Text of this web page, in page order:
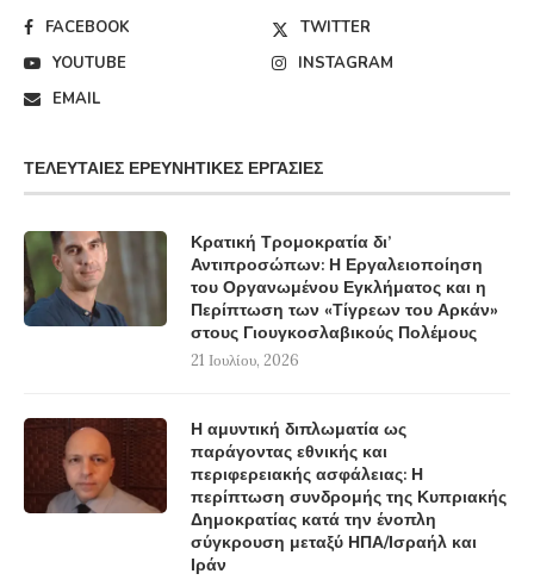
FACEBOOK
TWITTER
YOUTUBE
INSTAGRAM
EMAIL
ΤΕΛΕΥΤΑΊΕΣ ΕΡΕΥΝΗΤΙΚΈΣ ΕΡΓΑΣΊΕΣ
Κρατική Τρομοκρατία δι’
Αντιπροσώπων: Η Εργαλειοποίηση
του Οργανωμένου Εγκλήματος και η
Περίπτωση των «Τίγρεων του Αρκάν»
στους Γιουγκοσλαβικούς Πολέμους
21 Ιουλίου, 2026
Η αμυντική διπλωματία ως
παράγοντας εθνικής και
περιφερειακής ασφάλειας: Η
περίπτωση συνδρομής της Κυπριακής
Δημοκρατίας κατά την ένοπλη
σύγκρουση μεταξύ ΗΠΑ/Ισραήλ και
Ιράν